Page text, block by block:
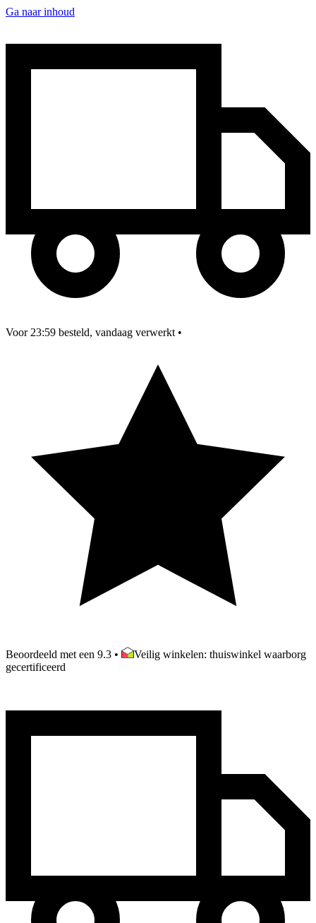
Ga naar inhoud
Voor 23:59 besteld, vandaag verwerkt •
Beoordeeld met een 9.3 •
Veilig winkelen: thuiswinkel waarborg
gecertificeerd